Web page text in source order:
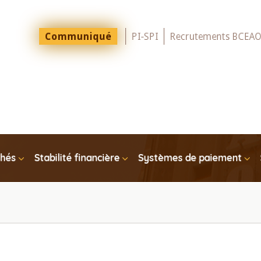
Menu
Top
Communiqué PI-SPI Recrutements BCEAO
Stabilité financière Systèmes de paiement